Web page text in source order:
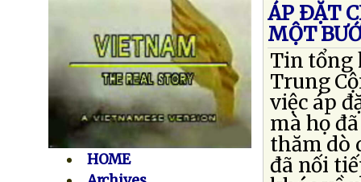
HOME
ÁP ÐẶT
MỘT
Tin tổng
Trung
việc áp
mà họ
thăm dò
đã nối